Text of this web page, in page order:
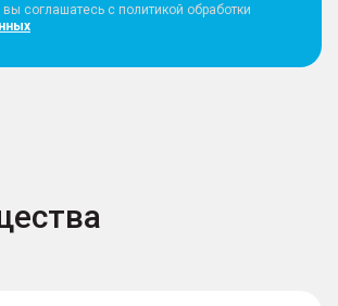
соглашатесь с политикой обработки